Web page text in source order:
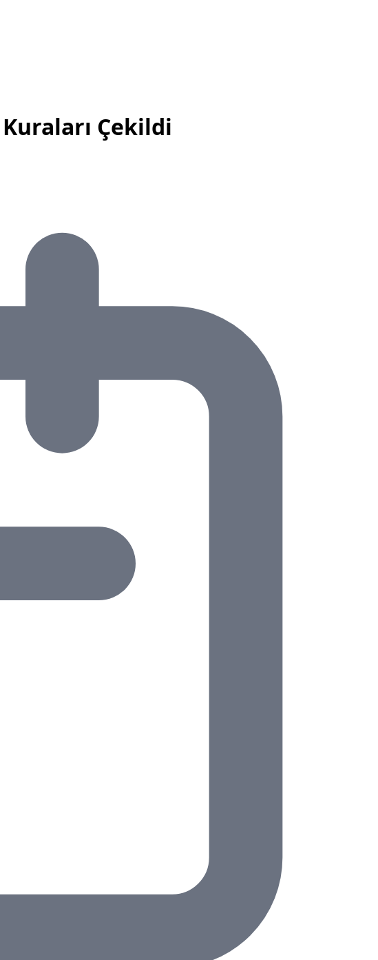
Çekildi